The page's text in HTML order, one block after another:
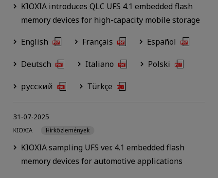
KIOXIA introduces QLC UFS 4.1 embedded flash
memory devices for high-capacity mobile storage
English Français Español
Deutsch Italiano Polski
русский Türkçe
KIOXIA sampling UFS ver. 4.1 embedded flash
memory devices for automotive applications
31-07-2025
KIOXIA Hírközlemények